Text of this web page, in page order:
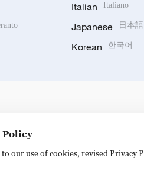
Italian Italiano
Japanese 日本語
Korean 한국어
Policy
our use of cookies, revised Privacy